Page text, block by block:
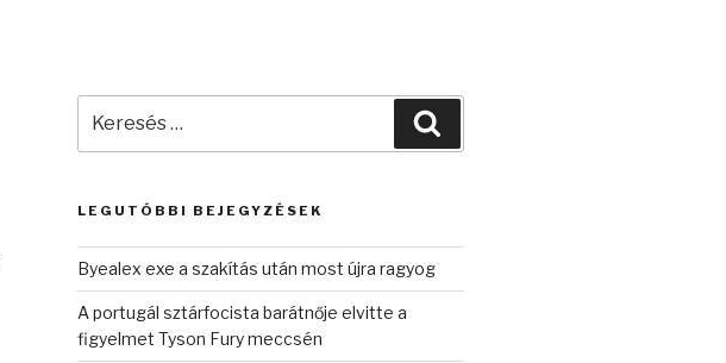
következő
LEGUTÓBBI BEJEGYZÉSEK
Byealex exe a szakítás után most újra ragyog
A portugál sztárfocista barátnője elvitte a
figyelmet Tyson Fury meccsén